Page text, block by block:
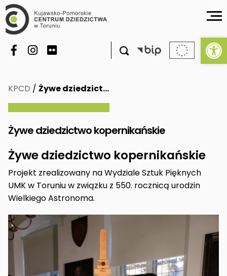

KPCD / Żywe dziedzict…
Żywe dziedzictwo kopernikańskie
Żywe dziedzictwo kopernikańskie
Projekt zrealizowany na Wydziale Sztuk Pięknych
UMK w Toruniu w związku z 550. rocznicą urodzin
Wielkiego Astronoma.